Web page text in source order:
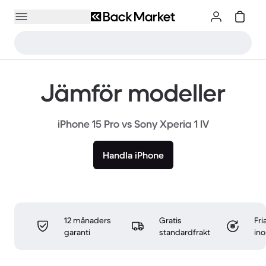
Jämför modeller
iPhone 15 Pro vs Sony Xperia 1 IV
Handla iPhone
12 månaders
garanti
Gratis
standardfrakt